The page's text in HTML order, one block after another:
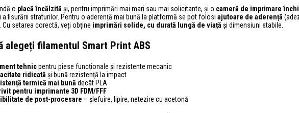
o placă încălzită și, pentru imprimări mai mari sau mai solicitante, și o cameră de imprimare
a fisurării straturilor. Pentru o aderență mai bună la platformă se pot folosi ajutoare de aderență
Cu setarea corectă, veți obține imprimări solide, cu durată lungă de viață și dimensiuni stabile.
alegeți filamentul Smart Print ABS
tehnicpentru piese funcționale și rezistente mecanic
ridicată și bună rezistență la impact
termică mai bună decât PLA
pentru imprimante 3D FDM/FFF
de post-procesare – șlefuire, lipire, netezire cu acetonă